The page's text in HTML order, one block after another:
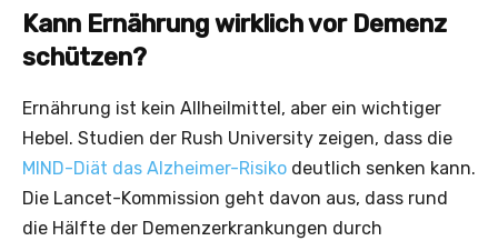
Kann Ernährung wirklich vor Demenz
schützen?
Ernährung ist kein Allheilmittel, aber ein wichtiger
Hebel. Studien der Rush University zeigen, dass die
MIND-Diät das Alzheimer-Risiko deutlich senken kann.
Die Lancet-Kommission geht davon aus, dass rund
die Hälfte der Demenzerkrankungen durch